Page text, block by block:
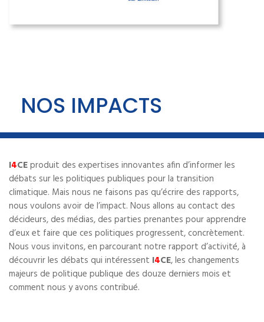
NOS IMPACTS
I4CEproduit des expertises innovantes afin d’informer les
débats sur les politiques publiques pour la transition
climatique. Mais nous ne faisons pas qu’écrire des rapports,
nous voulons avoir de l’impact. Nous allons au contact des
décideurs, des médias, des parties prenantes pour apprendre
d’eux et faire que ces politiques progressent, concrètement.
Nous vous invitons, en parcourant notre rapport d’activité, à
découvrir les débats qui intéressent I4CE, les changements
majeurs de politique publique des douze derniers mois et
comment nous y avons contribué.